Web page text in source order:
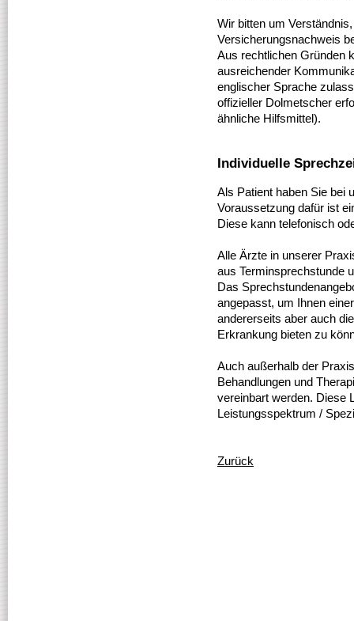
Wir bitten um
Versicherungsnachweis
Aus rechtlichen Gründen
ausreichender
englischer Sprache
offizieller Dolmetscher
ähnliche Hilfsmittel).
Individuelle
Als Patient haben Sie bei
Voraussetzung dafür ist
Diese kann telefonisch
Alle Ärzte in unserer
aus Terminsprechstunde
Das
angepasst, um Ihnen
andererseits aber auch
Erkrankung bieten zu
Auch außerhalb der
Behandlungen und
vereinbart werden. Diese
Leistungsspektrum /
Zurück